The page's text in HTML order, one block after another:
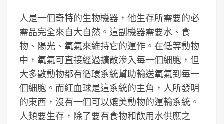
人是一個奇特的生物機器，他生存所需要的必
需品完全來自大自然。這副機器需要水、食
物、陽光、氧氣來維持它的運作。在低等動物
中，氧氣可直接經過擴散滲入每一個細胞，但
大多數動物都有循環系統幫助輸送氧氣到每一
個細胞。而紅血球是這系統的主角，人所發明
的東西，沒有一個可以媲美動物的運輸系統。
人類要生存，除了要有食物和飲用水供應之